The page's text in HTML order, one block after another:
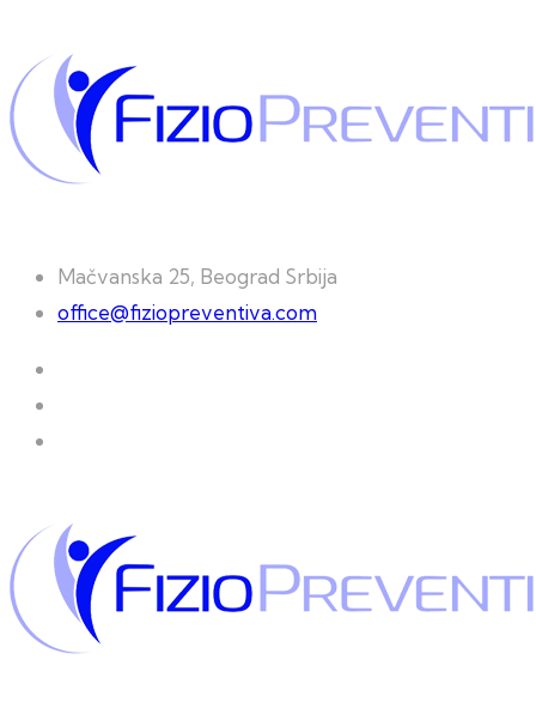
Mačvanska 25, Beograd Srbija
office@fiziopreventiva.com